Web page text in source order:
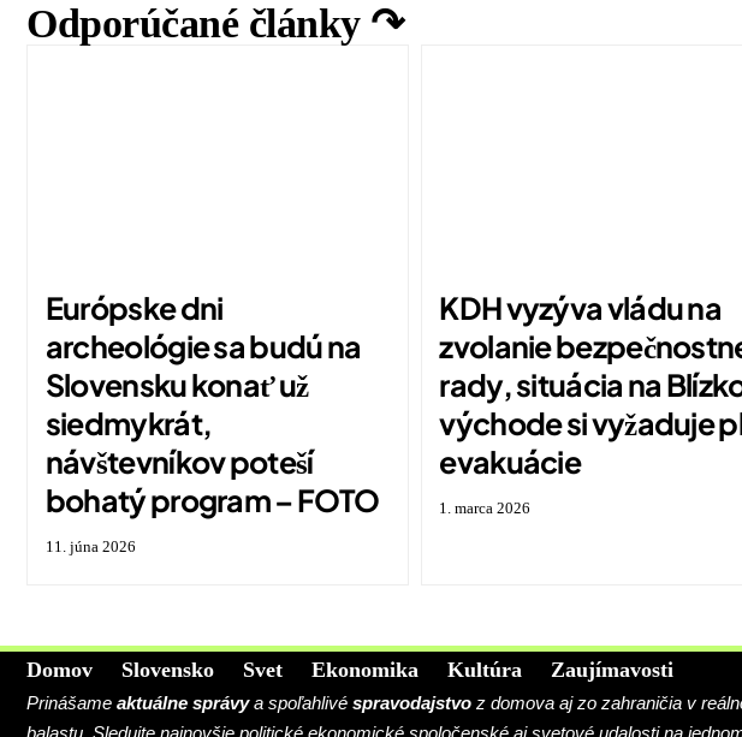
Odporúčané články ↷
Európske dni
archeológie sa budú na
Slovensku konať už
siedmykrát,
návštevníkov poteší
bohatý program – FOTO
11. júna 2026
KDH vyzýva vládu na
zvolanie
rady, situácia na
východe si vyžaduje
evakuácie
1. marca 2026
Domov Slovensko Svet Ekonomika Kultúra Zaujímavosti
Prinášame aktuálne správya spoľahlivé spravodajstvo z domova aj zo zahraničia v
balastu. Sledujte najnovšie politické ekonomické spoločenské aj svetové udalosti na